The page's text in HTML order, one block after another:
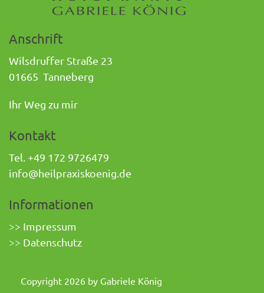
Anschrift
Wilsdruffer Straße 23
01665 Tanneberg
Ihr Weg zu mir
Kontakt
Tel. +49 172 9726479
info@heilpraxiskoenig.de
Informationen
>> Impressum
>> Datenschutz
Copyright 2026 by Gabriele König